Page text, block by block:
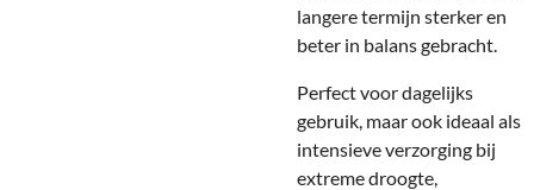
langere termijn sterker en
beter in balans gebracht.
Perfect voor dagelijks
gebruik, maar ook ideaal als
intensieve verzorging bij
extreme droogte,